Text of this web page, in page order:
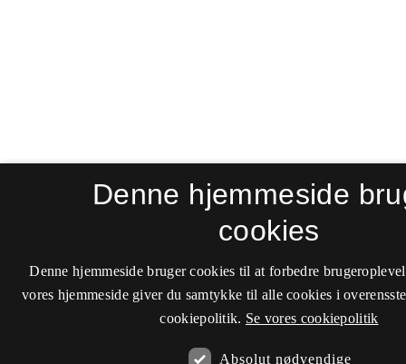
Denne hjemmeside
cookies
Denne hjemmeside bruger cookies til at forbedre
vores hjemmeside giver du samtykke til alle cookies i
cookiepolitik. Se vores cookiepolitik
Absolut nødvendige